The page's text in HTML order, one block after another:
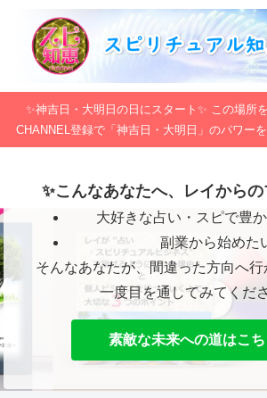
✨神吉日・大明日の日にスタート✨ この場所
CHANNEL登録で「神吉日・大明日」のパワー
✨こんなあなたへ、レイから
大好きな占い・スピで豊
副業から始めた
そんなあなたが、間違った方向へ
一度目を通してみてくださ
素敵な未来への道はこ